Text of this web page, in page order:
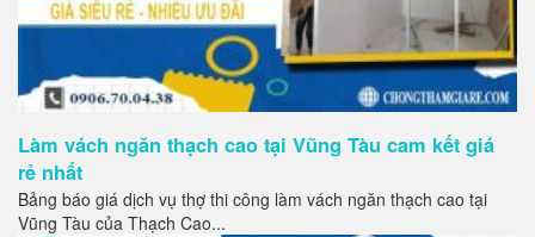
Làm vách ngăn thạch cao tại Vũng Tàu cam kết giá
rẻ nhất
Bảng báo giá dịch vụ thợ thi công làm vách ngăn thạch cao tại
Vũng Tàu của Thạch Cao...